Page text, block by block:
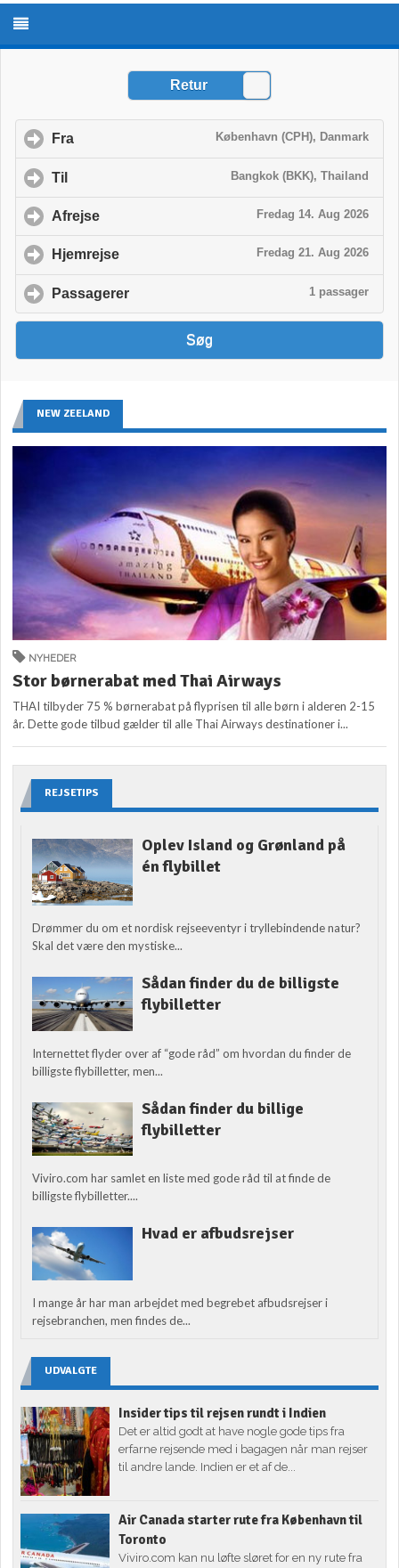
NEW ZEELAND
NYHEDER
Stor børnerabat med Thai Airways
THAI tilbyder 75 % børnerabat på flyprisen til alle børn i alderen 2-15
år. Dette gode tilbud gælder til alle Thai Airways destinationer i...
REJSETIPS
Oplev Island og Grønland på
én flybillet
Drømmer du om et nordisk rejseeventyr i tryllebindende natur?
Skal det være den mystiske...
Sådan finder du de billigste
flybilletter
Internettet flyder over af “gode råd” om hvordan du finder de
billigste flybilletter, men...
Sådan finder du billige
flybilletter
Viviro.com har samlet en liste med gode råd til at finde de
billigste flybilletter....
Hvad er afbudsrejser
I mange år har man arbejdet med begrebet afbudsrejser i
rejsebranchen, men findes de...
UDVALGTE
Insider tips til rejsen rundt i Indien
Det er altid godt at have nogle gode tips fra
erfarne rejsende med i bagagen når man rejser
til andre lande. Indien er et af de...
Air Canada starter rute fra København til
Toronto
Viviro.com kan nu løfte sløret for en ny rute fra